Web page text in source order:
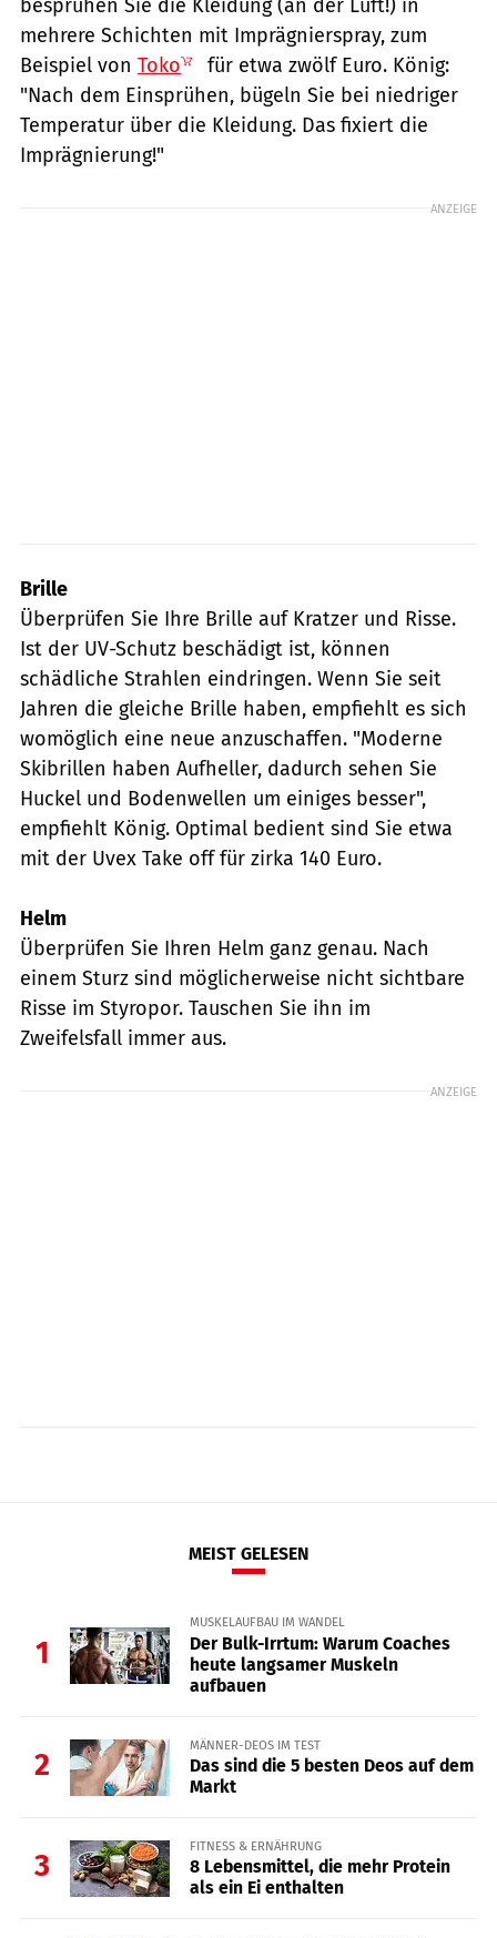
besprühen Sie die Kleidung (an der Luft!) in
mehrere Schichten mit Imprägnierspray, zum
Beispiel von Toko
für etwa zwölf Euro. König:
"Nach dem Einsprühen, bügeln Sie bei niedriger
Temperatur über die Kleidung. Das fixiert die
Imprägnierung!"
ANZEIGE
Brille
Überprüfen Sie Ihre Brille auf Kratzer und Risse.
Ist der UV-Schutz beschädigt ist, können
schädliche Strahlen eindringen. Wenn Sie seit
Jahren die gleiche Brille haben, empfiehlt es sich
womöglich eine neue anzuschaffen. "Moderne
Skibrillen haben Aufheller, dadurch sehen Sie
Huckel und Bodenwellen um einiges besser",
empfiehlt König. Optimal bedient sind Sie etwa
mit der Uvex Take off für zirka 140 Euro.
Helm
Überprüfen Sie Ihren Helm ganz genau. Nach
einem Sturz sind möglicherweise nicht sichtbare
Risse im Styropor. Tauschen Sie ihn im
Zweifelsfall immer aus.
ANZEIGE
MEIST GELESEN
1
MUSKELAUFBAU IM WANDEL
Der Bulk-Irrtum: Warum Coaches
heute langsamer Muskeln
aufbauen
2
MÄNNER-DEOS IM TEST
Das sind die 5 besten Deos auf dem
Markt
3
FITNESS & ERNÄHRUNG
8 Lebensmittel, die mehr Protein
als ein Ei enthalten